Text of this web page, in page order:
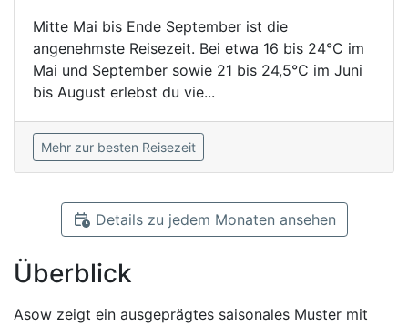
Mitte Mai bis Ende September ist die
angenehmste Reisezeit. Bei etwa 16 bis 24°C im
Mai und September sowie 21 bis 24,5°C im Juni
bis August erlebst du vie...
Mehr zur besten Reisezeit
Details zu jedem Monaten ansehen
Überblick
Asow zeigt ein ausgeprägtes saisonales Muster mit